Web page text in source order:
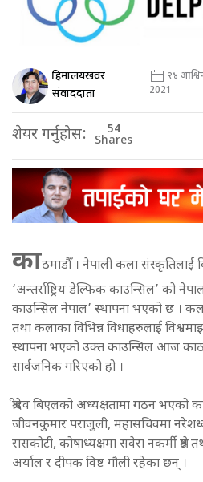
हिमालयखवर
संवाददाता
२४
2021
शेयर गर्नुहोस: 54
Shares
काठमाडौँ । नेपाली कला संस्कृतिलाई
‘अन्तर्राष्ट्रिय डेल्फिक काउन्सिल’ को
काउन्सिल नेपाल’ स्थापना भएको छ ।
तथा कलाका विभिन्न विधाहरुलाई
स्थापना भएको उक्त काउन्सिल आज
सार्वजनिक गरिएको हो ।
श्रीदेव बिएलको अध्यक्षतामा गठन भएको
जीवनकुमार पराजुली, महासचिवमा
रासकोटी, कोषाध्यक्षमा सवेरा नकर्मी
अर्याल र दीपक विष्ट गौली रहेका छन् ।